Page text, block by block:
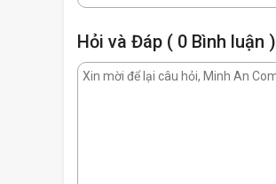
Hỏi và Đáp ( 0 Bình luận )